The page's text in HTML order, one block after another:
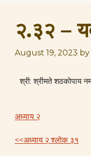
२.३२ –
August 19, 2023 by
श्री: श्रीमते शठकोपाय
अध्याय २
<<अध्याय २ श्लोक ३१